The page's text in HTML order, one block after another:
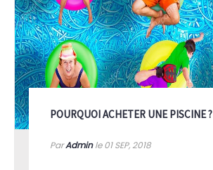
POURQUOI ACHETER UNE PISCINE ?
ParAdminle 01SEP, 2018